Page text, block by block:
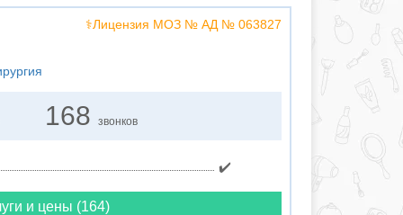
⚕️Лицензия МОЗ № АД № 063827
168 звонков
✔️
и цены (164)